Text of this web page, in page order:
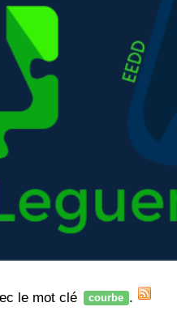
le mot clé courbe .